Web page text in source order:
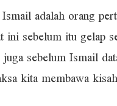
adalah orang
ini sebelum itu gelap
sebelum Ismail
kita membawa